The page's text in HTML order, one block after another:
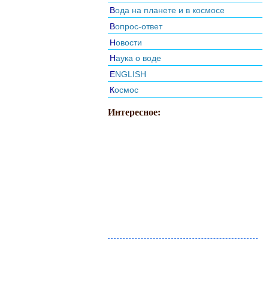
Вода на планете и в космосе
Вопрос-ответ
Новости
Наука о воде
ENGLISH
Космос
Интересное: